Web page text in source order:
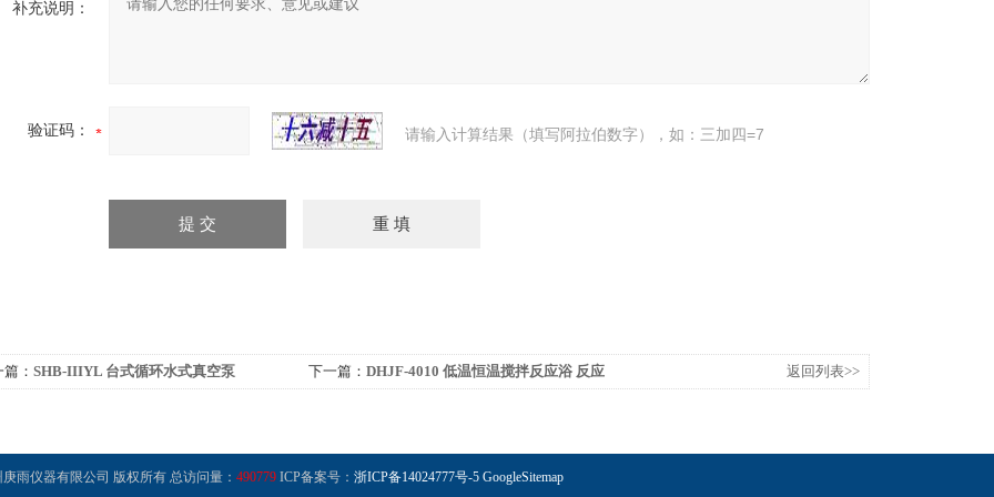
补充说明：
验证码： 请输入计算结果（填写阿拉伯数字），如：三加四=7
： SHB-IIIYL 台式循环水式真空泵 下一篇： DHJF-4010 低温恒温搅拌反应浴 反应
返回列表>>
雨仪器有限公司 版权所有 总访问量： 490779 ICP备案号： 浙ICP备14024777号-5 GoogleSitemap